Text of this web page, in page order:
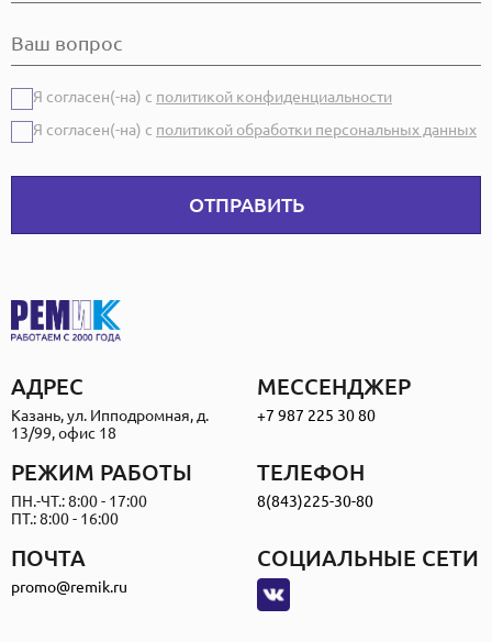
Я согласен(-на) с политикой конфиденциальности
Я согласен(-на) с политикой обработки персональных данных
ОТПРАВИТЬ
АДРЕС
Казань, ул. Ипподромная, д.
13/99, офис 18
МЕССЕНДЖЕР
+7 987 225 30 80
ПОЧТА
promo@remik.ru
РЕЖИМ РАБОТЫ
ПН.-ЧТ.: 8:00 - 17:00
ПТ.: 8:00 - 16:00
ТЕЛЕФОН
8(843)225-30-80
СОЦИАЛЬНЫЕ СЕТИ